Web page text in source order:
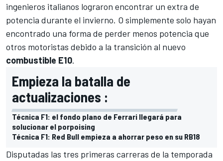
ingenieros italianos lograron encontrar un extra de
potencia durante el invierno. O simplemente solo hayan
encontrado una forma de perder menos potencia que
otros motoristas debido a la transición al nuevo
combustible E10.
Empieza la batalla de
actualizaciones :
Técnica F1: el fondo plano de Ferrari llegará para
solucionar el porpoising
Técnica F1: Red Bull empieza a ahorrar peso en su RB18
Disputadas las tres primeras carreras de la temporada